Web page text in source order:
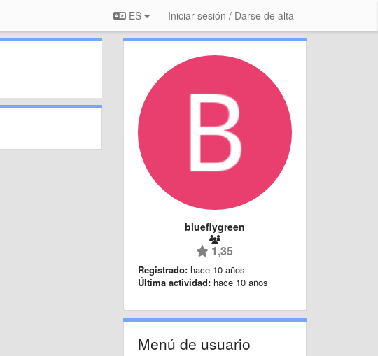
ES Iniciar sesión / Darse de alta
blueflygreen
1,35
Registrado: hace 10 años
Última actividad: hace 10 años
Menú de usuario